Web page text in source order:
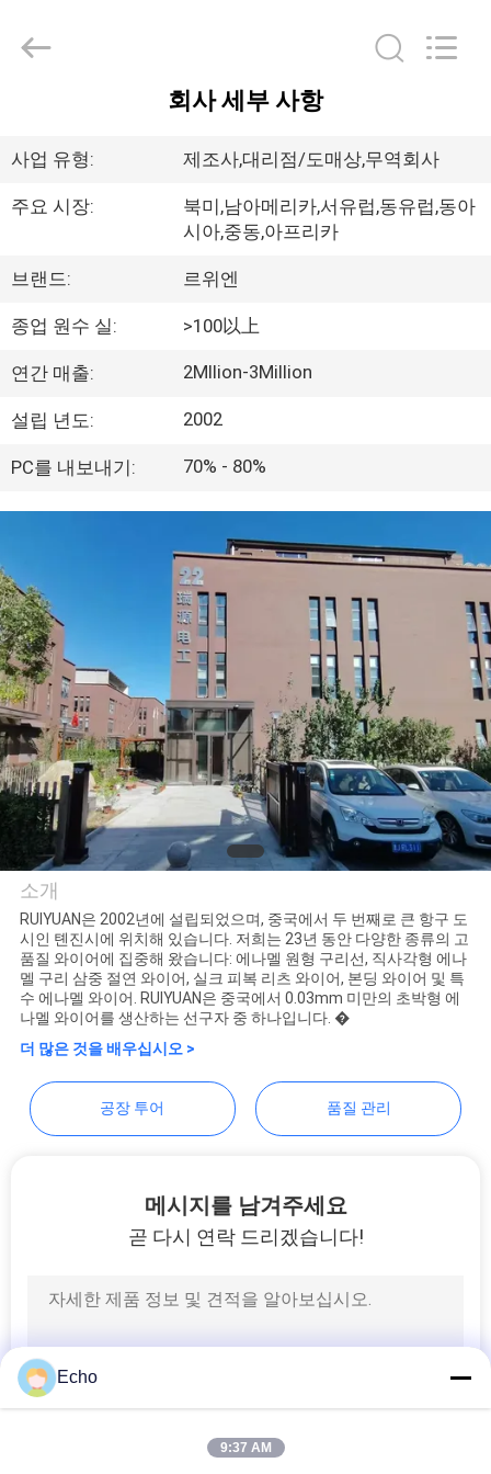
제
동
영
상
우
에
대
하
여
공
장
여
행
품
질
리
요
2026
Rights
Reserved.
회사 세부 사항
사업 유형: 제조사,대리점/도매상,무역회사
주요 시장:
북미,남아메리카,서유럽,동유럽,동아
시아,중동,아프리카
브랜드: 르위엔
종업 원수 실: >100以上
연간 매출: 2Mllion-3Million
설립 년도: 2002
PC를 내보내기: 70% - 80%
Tianjin Ruiyuan Electric
Material Co,.Ltd
소개
RUIYUAN은 2002년에 설립되었으며, 중국에서 두 번째로 큰 항구 도
시인 톈진시에 위치해 있습니다. 저희는 23년 동안 다양한 종류의 고
품질 와이어에 집중해 왔습니다: 에나멜 원형 구리선, 직사각형 에나
멜 구리 삼중 절연 와이어, 실크 피복 리츠 와이어, 본딩 와이어 및 특
수 에나멜 와이어. RUIYUAN은 중국에서 0.03mm 미만의 초박형 에
나멜 와이어를 생산하는 선구자 중 하나입니다. �
더 많은 것을 배우십시오 >
공장 투어 품질 관리
메시지를 남겨주세요
곧 다시 연락 드리겠습니다!
Echo
9:37 AM